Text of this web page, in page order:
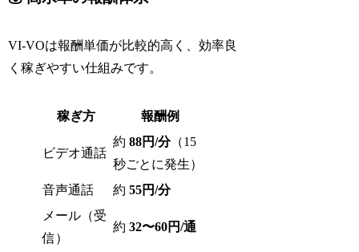
VI-VOは報酬単価が比較的高く、効率良
く稼ぎやすい仕組みです。
稼ぎ方 報酬例
ビデオ通話
約88円/分（15
秒ごとに発生）
音声通話
約55円/分
メール（受
信）
約32〜60円/通